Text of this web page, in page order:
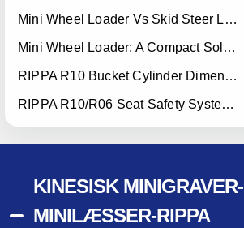
Mini Wheel Loader Vs Skid Steer Loader: Which Compact Machine Is Better For Your Business?
Mini Wheel Loader: A Compact Solution For Efficient Material Handling
RIPPA R10 Bucket Cylinder Dimension Optimization — Effective July 15, 2026
RIPPA R10/R06 Seat Safety System Upgrade — Effective July 22, 2026
KINESISK MINIGRAVER-
MINILÆSSER-RIPPA